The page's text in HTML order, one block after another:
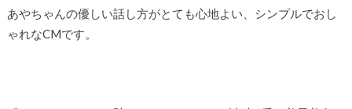
あやちゃんの優しい話し方がとても心地よい、シンプルでおし
ゃれなCMです。